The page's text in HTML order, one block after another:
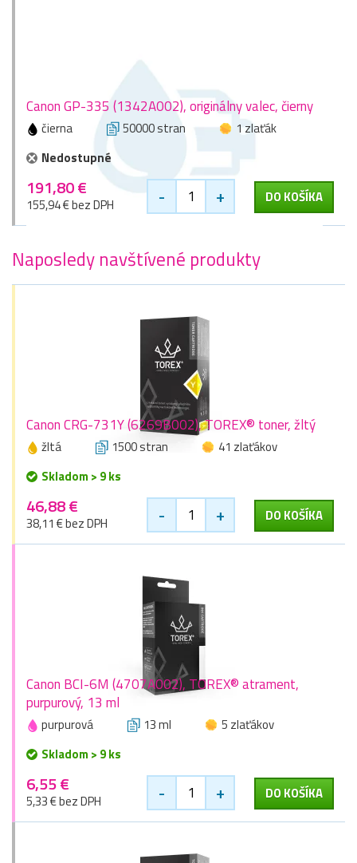
Canon GP-335 (1342A002), originálny valec, čierny
čierna 50000 stran
1 zlaťák
Nedostupné
191,80 €
155,94 € bez DPH - + DO KOŠÍKA
Naposledy navštívené produkty
Canon CRG-731Y (6269B002), TOREX® toner, žltý
žltá 1500 stran
41 zlaťákov
Skladom > 9 ks
46,88 €
38,11 € bez DPH - + DO KOŠÍKA
Canon BCI-6M (4707A002), TOREX® atrament,
purpurový, 13 ml
purpurová 13 ml
5 zlaťákov
Skladom > 9 ks
6,55 €
5,33 € bez DPH - + DO KOŠÍKA